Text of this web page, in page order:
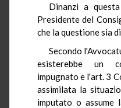
Dinanzi a
Presidente del
che la questione sia
Secondo
esisterebbe un
impugnato e l'art. 3
assimilata la
imputato o